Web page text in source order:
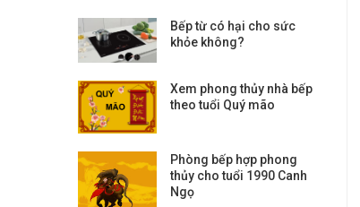
Bếp từ có hại cho sức
khỏe không?
Xem phong thủy nhà bếp
theo tuổi Quý mão
Phòng bếp hợp phong
thủy cho tuổi 1990 Canh
Ngọ